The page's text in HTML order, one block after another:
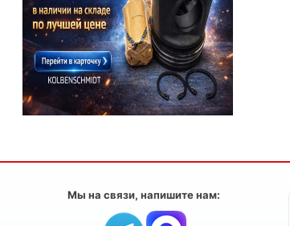
Мы на связи, напишите нам: